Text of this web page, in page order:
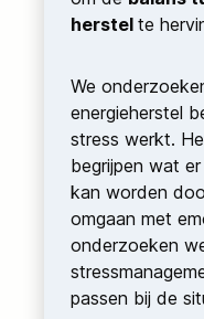
herstel te
We
energieherstel
stress werkt.
begrijpen wat
kan worden
omgaan met
onderzoeken
passen bij de